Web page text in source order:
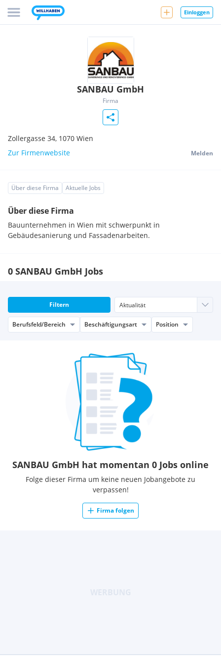
Einloggen
SANBAU GmbH
Firma
Zollergasse 34, 1070 Wien
Zur Firmenwebsite
Melden
Über diese Firma Aktuelle Jobs
Über diese Firma
Bauunternehmen in Wien mit schwerpunkt in
Gebäudesanierung und Fassadenarbeiten.
0 SANBAU GmbH Jobs
Filtern
Berufsfeld/Bereich Beschäftigungsart Position
SANBAU GmbH hat momentan 0 Jobs online
Folge dieser Firma um keine neuen Jobangebote zu
verpassen!
Firma folgen